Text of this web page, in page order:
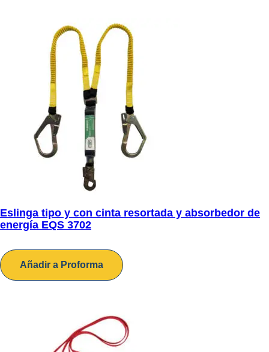
Eslinga tipo y con cinta resortada y absorbedor de
energía EQS 3702
Añadir a Proforma